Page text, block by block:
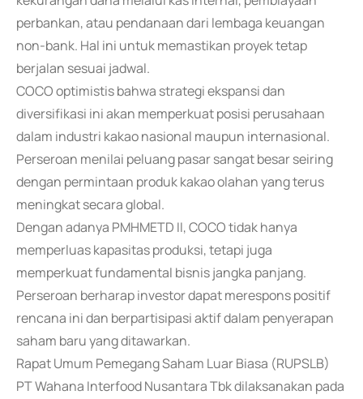
perbankan, atau pendanaan dari lembaga keuangan
non-bank. Hal ini untuk memastikan proyek tetap
berjalan sesuai jadwal.
COCO optimistis bahwa strategi ekspansi dan
diversifikasi ini akan memperkuat posisi perusahaan
dalam industri kakao nasional maupun internasional.
Perseroan menilai peluang pasar sangat besar seiring
dengan permintaan produk kakao olahan yang terus
meningkat secara global.
Dengan adanya PMHMETD II, COCO tidak hanya
memperluas kapasitas produksi, tetapi juga
memperkuat fundamental bisnis jangka panjang.
Perseroan berharap investor dapat merespons positif
rencana ini dan berpartisipasi aktif dalam penyerapan
saham baru yang ditawarkan.
Rapat Umum Pemegang Saham Luar Biasa (RUPSLB)
PT Wahana Interfood Nusantara Tbk dilaksanakan pada